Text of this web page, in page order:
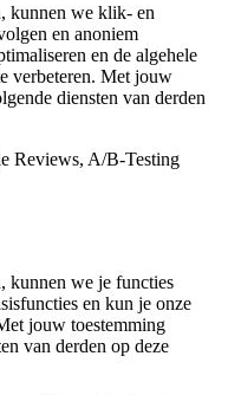
kunnen we klik- en
en anoniem
en de algehele
verbeteren. Met jouw
diensten van derden
Reviews, A/B-Testing
kunnen we je functies
en kun je onze
jouw toestemming
van derden op deze